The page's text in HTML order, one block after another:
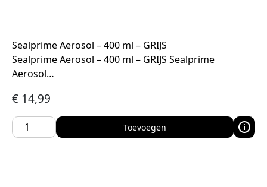
Sealprime Aerosol – 400 ml – GRIJS
Sealprime Aerosol – 400 ml – GRIJS Sealprime
Aerosol…
€ 14,99
Toevoegen